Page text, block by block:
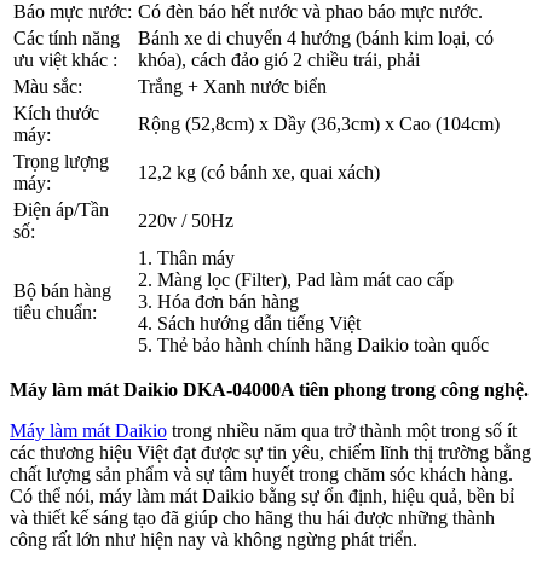
Báo mực nước: Có đèn báo hết nước và phao báo mực nước.
Các tính năng
ưu việt khác :
Bánh xe di chuyển 4 hướng (bánh kim loại, có
khóa), cách đảo gió 2 chiều trái, phải
Màu sắc:
Trắng + Xanh nước biển
Kích thước
máy:
Rộng (52,8cm) x Dầy (36,3cm) x Cao (104cm)
Trọng lượng
máy:
12,2 kg (có bánh xe, quai xách)
Điện áp/Tần
số:
220v / 50Hz
Bộ bán hàng
tiêu chuẩn:
1. Thân máy
2. Màng lọc (Filter), Pad làm mát cao cấp
3. Hóa đơn bán hàng
4. Sách hướng dẫn tiếng Việt
5. Thẻ bảo hành chính hãng Daikio toàn quốc
Máy làm mát Daikio DKA-04000A tiên phong trong công nghệ.
Máy làm mát Daikio trong nhiều năm qua trở thành một trong số ít
các thương hiệu Việt đạt được sự tin yêu, chiếm lĩnh thị trường bằng
chất lượng sản phẩm và sự tâm huyết trong chăm sóc khách hàng.
Có thể nói, máy làm mát Daikio bằng sự ổn định, hiệu quả, bền bỉ
và thiết kế sáng tạo đã giúp cho hãng thu hái được những thành
công rất lớn như hiện nay và không ngừng phát triển.